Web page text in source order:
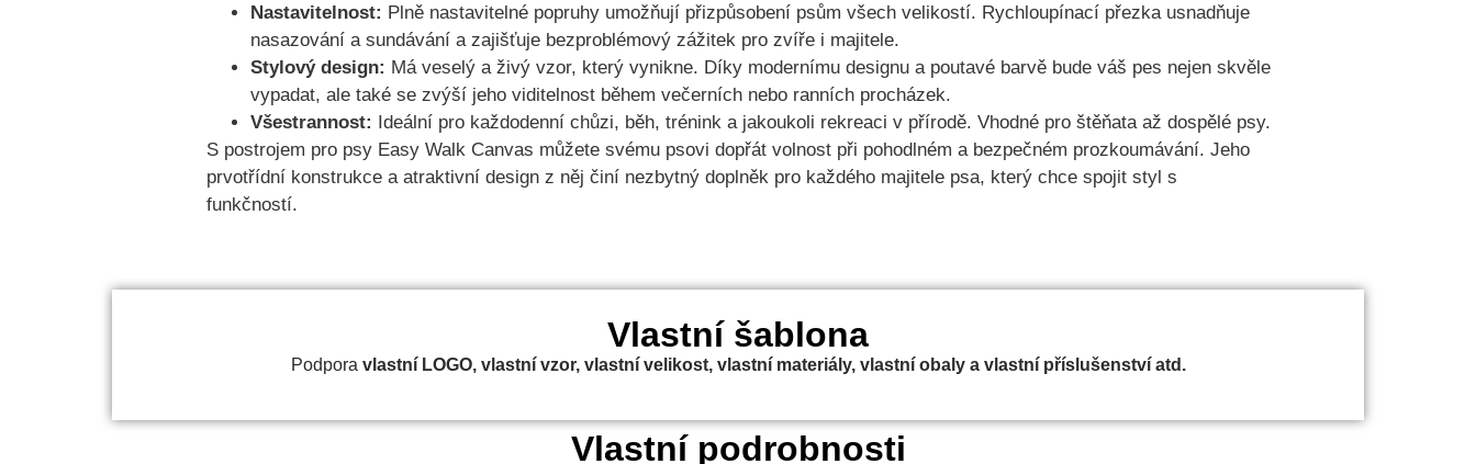
Nastavitelnost: Plně nastavitelné popruhy umožňují přizpůsobení psům všech velikostí. Rychloupínací přezka usnadňuje
nasazování a sundávání a zajišťuje bezproblémový zážitek pro zvíře i majitele.
Stylový design: Má veselý a živý vzor, který vynikne. Díky modernímu designu a poutavé barvě bude váš pes nejen skvěle
vypadat, ale také se zvýší jeho viditelnost během večerních nebo ranních procházek.
Všestrannost: Ideální pro každodenní chůzi, běh, trénink a jakoukoli rekreaci v přírodě. Vhodné pro štěňata až dospělé psy.
S postrojem pro psy Easy Walk Canvas můžete svému psovi dopřát volnost při pohodlném a bezpečném prozkoumávání. Jeho
prvotřídní konstrukce a atraktivní design z něj činí nezbytný doplněk pro každého majitele psa, který chce spojit styl s
funkčností.
Vlastní šablona
Podpora vlastní LOGO, vlastní vzor, vlastní velikost, vlastní materiály, vlastní obaly a vlastní příslušenství atd.
Vlastní podrobnosti